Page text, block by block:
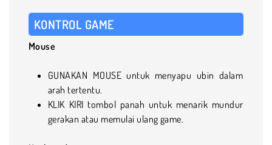
KONTROL GAME
Mouse
GUNAKAN MOUSE untuk menyapu ubin dalam
arah tertentu.
KLIK KIRI tombol panah untuk menarik mundur
gerakan atau memulai ulang game.